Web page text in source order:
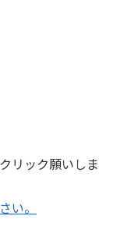
リック願いしま
い。